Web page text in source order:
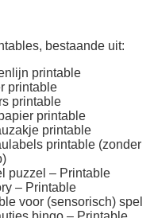
bestaande uit:
printable
printable
printable
printable
printable
printable (zonder
puzzel – Printable
– Printable
voor (sensorisch) spel